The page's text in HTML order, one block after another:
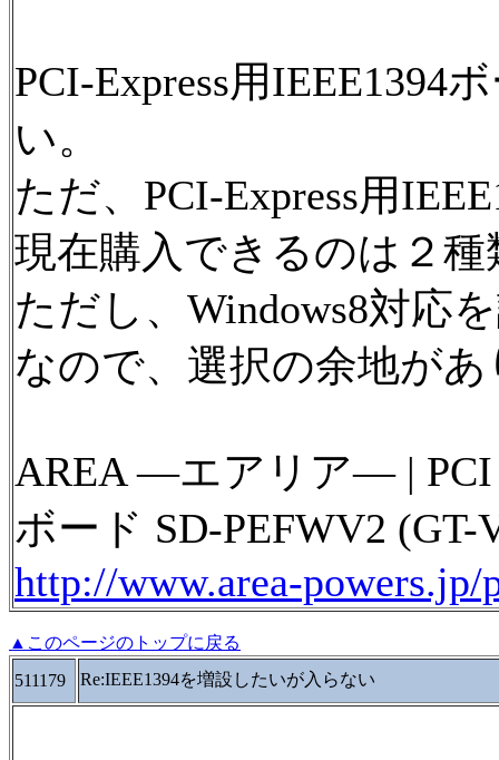
PCI-Express用IEEE1394
い。
ただ、PCI-Express用
現在購入できるのは２
ただし、Windows8対応
なので、選択の余地が
AREA ―エアリア― | PCI
ボード SD-PEFWV2 (GT-
http://www.area-
▲このページのトップに戻る
511179
Re:IEEE1394を増設したいが入らない